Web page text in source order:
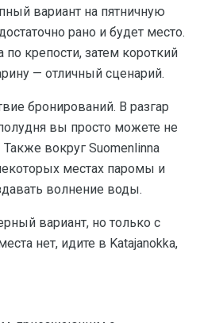
вариант на пятничную
рано и будет место.
крепости, затем короткий
— отличный сценарий.
бронирований. В разгар
вы просто можете не
вокруг Suomenlinna
местах паромы и
волнение воды.
вариант, но только с
нет, идите в Katajanokka,